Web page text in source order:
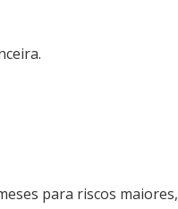
para riscos maiores,